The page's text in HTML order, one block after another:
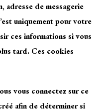
adresse de messagerie
uniquement pour votre
ces informations si vous
tard. Ces cookies
vous connectez sur ce
afin de déterminer si